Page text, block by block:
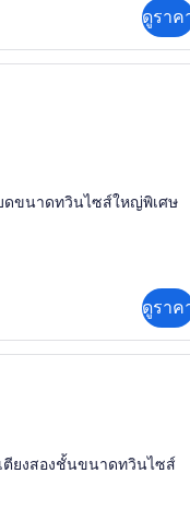
ดูราค
ดขนาดทวินไซส์ใหญ่พิเศษ
ดูราค
ดีลักซ์เคบิน | บริเวณนั่งเล่น | ที
ตียงสองชั้นขนาดทวินไซส์